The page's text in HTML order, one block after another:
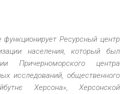
Ресурсный центр
населения, который был
Причерноморского центра
исследований, общественного
Херсона», Херсонской